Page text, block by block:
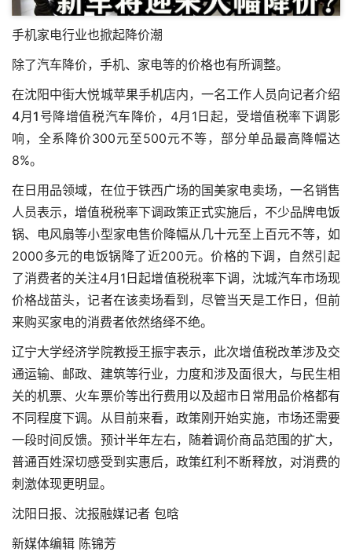
手机家电行业也掀起降价潮
除了汽车降价，手机、家电等的价格也有所调整。
在沈阳中街大悦城苹果手机店内，一名工作人员向记者介绍
4月1号降增值税汽车降价，4月1日起，受增值税率下调影
响，全系降价300元至500元不等，部分单品最高降幅达
8%。
在日用品领域，在位于铁西广场的国美家电卖场，一名销售
人员表示，增值税税率下调政策正式实施后，不少品牌电饭
锅、电风扇等小型家电售价降幅从几十元至上百元不等，如
2000多元的电饭锅降了近200元。价格的下调，自然引起
了消费者的关注4月1日起增值税税率下调，沈城汽车市场现
价格战苗头，记者在该卖场看到，尽管当天是工作日，但前
来购买家电的消费者依然络绎不绝。
辽宁大学经济学院教授王振宇表示，此次增值税改革涉及交
通运输、邮政、建筑等行业，力度和涉及面很大，与民生相
关的机票、火车票价等出行费用以及超市日常用品价格都有
不同程度下调。从目前来看，政策刚开始实施，市场还需要
一段时间反馈。预计半年左右，随着调价商品范围的扩大，
普通百姓深切感受到实惠后，政策红利不断释放，对消费的
刺激体现更明显。
沈阳日报、沈报融媒记者 包晗
新媒体编辑 陈锦芳